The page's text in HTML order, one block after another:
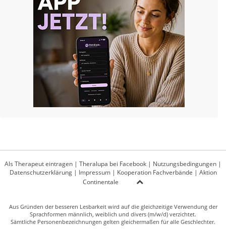
Als Therapeut eintragen | Theralupa bei Facebook | Nutzungsbedingungen |
Datenschutzerklärung| Impressum| Kooperation Fachverbände | Aktion
Continentale
Aus Gründen der besseren Lesbarkeit wird auf die gleichzeitige Verwendung der
Sprachformen männlich, weiblich und divers (m/w/d) verzichtet.
Sämtliche Personenbezeichnungen gelten gleichermaßen für alle Geschlechter.